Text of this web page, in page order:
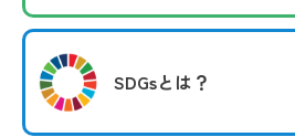
SDGsとは？